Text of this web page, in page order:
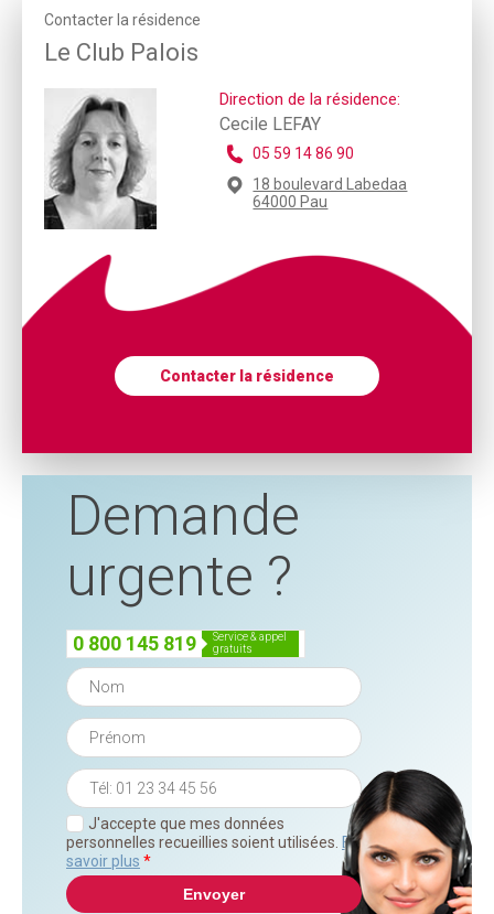
Contacter la résidence
Le Club Palois
Direction de la résidence:
Cecile LEFAY
05 59 14 86 90
18 boulevard Labedaa
64000 Pau
Contacter la résidence
Demande
urgente ?
0 800 145 819
service & appel
gratuits
J'accepte que mes données
personnelles recueillies soient utilisées. En
savoir plus *